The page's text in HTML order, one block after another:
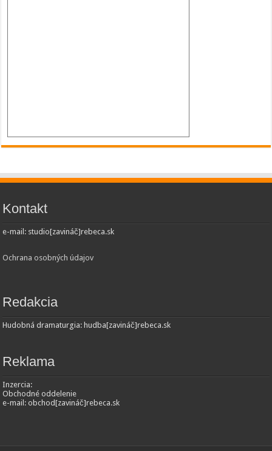
Kontakt
e-mail: studio[zavináč]rebeca.sk
Ochrana osobných údajov
Redakcia
Hudobná dramaturgia: hudba[zavináč]rebeca.sk
Reklama
Inzercia:
Obchodné oddelenie
e-mail: obchod[zavináč]rebeca.sk